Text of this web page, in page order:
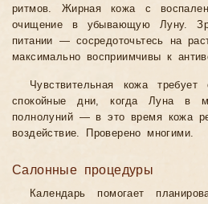
ритмов. Жирная кожа с
очищение в убывающую Луну.
питании — сосредоточьтесь на
максимально восприимчивы к
Чувствительная кожа требует
спокойные дни, когда Луна в
полнолуний — в это время кожа
воздействие. Проверено многими.
Салонные процедуры
Календарь помогает